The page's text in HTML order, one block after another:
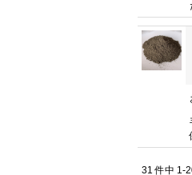
31 件中 1-